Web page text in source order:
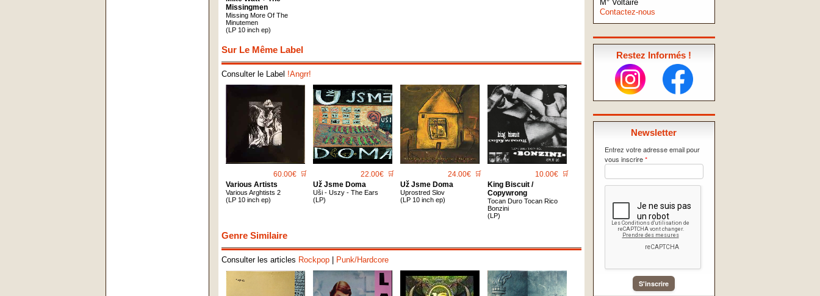
M° Voltaire
Contactez-nous
Restez Informés !
Newsletter
Entrez votre adresse email pour
vous inscrire*
S'inscrire
Missingmen
Missing More Of The
Minutemen
(LP 10 inch ep)
Sur Le Même Label
Consulter le Label !Angrr!
60.00€ 🛒
Various Artists
Various Arghtists 2
(LP 10 inch ep)
22.00€ 🛒
Už Jsme Doma
Uši - Uszy - The Ears
(LP)
24.00€ 🛒
Už Jsme Doma
Uprostred Slov
(LP 10 inch ep)
10.00€ 🛒
King Biscuit /
Copywrong
Tocan Duro Tocan Rico
Bonzini
(LP)
Genre Similaire
Consulter les articles Rockpop| Punk/Hardcore